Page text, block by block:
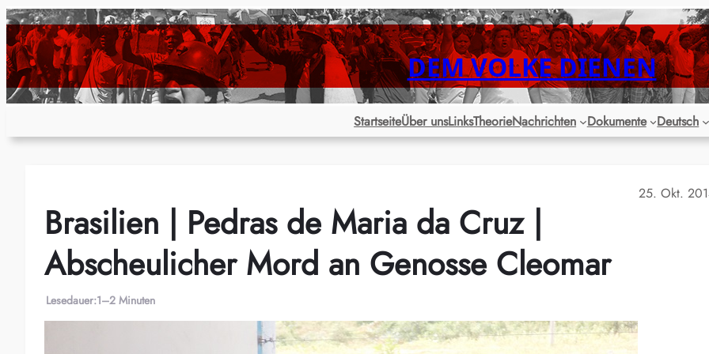
Zum
Inhalt
springen
DEM VOLKE DIENEN
StartseiteÜber unsLinksTheorieNachrichten Dokumente Deutsch
25. Okt.
Brasilien | Pedras de Maria da Cruz |
Abscheulicher Mord an Genosse Cleomar
Lesedauer:1–2 Minuten